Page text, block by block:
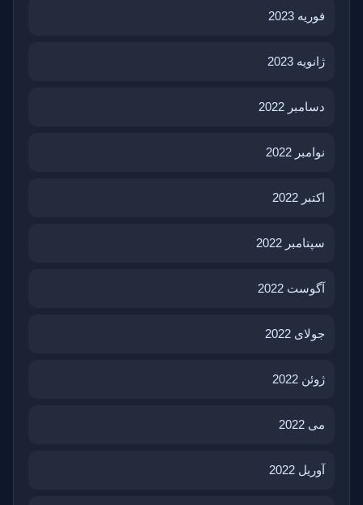
فوریه 2023
ژانویه 2023
دسامبر 2022
نوامبر 2022
اکتبر 2022
سپتامبر 2022
آگوست 2022
جولای 2022
ژوئن 2022
می 2022
آوریل 2022